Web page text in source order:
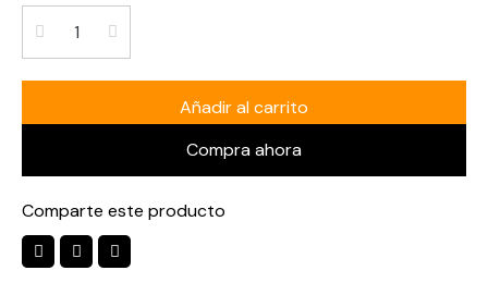
Añadir al carrito
Compra ahora
Comparte este producto